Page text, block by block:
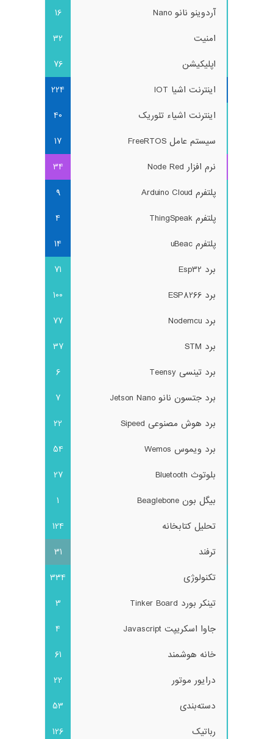
آردوینو نانو Nano
16
امنیت
32
اپلیکیشن
76
اینترنت اشیا IOT
224
اینترنت اشیاء تئوریک
40
سیستم عامل FreeRTOS
17
نرم افزار Node Red
34
پلتفرم Arduino Cloud
9
پلتفرم ThingSpeak
4
پلتفرم uBeac
14
برد Esp32
71
برد ESP8266
100
برد Nodemcu
77
برد STM
37
برد تینسی Teensy
6
برد جتسون نانو Jetson Nano
7
برد هوش مصنوعی Sipeed
22
برد ویموس Wemos
54
بلوتوث Bluetooth
27
بیگل بون Beaglebone
1
تحلیل کتابخانه
124
ترفند
31
تکنولوژی
334
تینکر بورد Tinker Board
3
جاوا اسکریپت Javascript
4
خانه هوشمند
61
درایور موتور
22
دسته‌بندی
53
رباتیک
126